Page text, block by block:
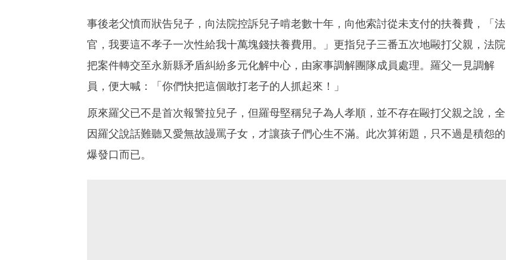
事後老父憤而狀告兒子，向法院控訴兒子啃老數十年，向他索討從未支付的扶養費，「法
官，我要這不孝子一次性給我十萬塊錢扶養費用。」更指兒子三番五次地毆打父親，法院
把案件轉交至永新縣矛盾糾紛多元化解中心，由家事調解團隊成員處理。羅父一見調解
員，便大喊：「你們快把這個敢打老子的人抓起來！」
原來羅父已不是首次報警拉兒子，但羅母堅稱兒子為人孝順，並不存在毆打父親之說，全
因羅父說話難聽又愛無故謾罵子女，才讓孩子們心生不滿。此次算術題，只不過是積怨的
爆發口而已。